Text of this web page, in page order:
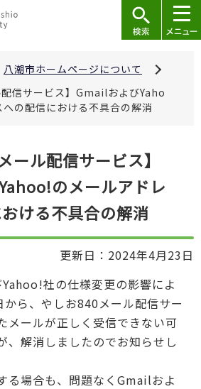
八潮市ホームページについて
配信サービス】GmailおよびYaho
の配信における不具合の解消
ール配信サービス】
のメールアドレ
ける不具合の解消
更新日：2024年4月23日
社の仕様変更の影響によ
から、やしお840メール配信サー
メールが正しく受信できない可
、解消しましたのでお知らせし
る場合も、問題なくGmailおよ